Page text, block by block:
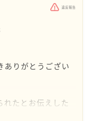
ょう？
のだと思ってい
も両方大事にし
いいと思います。
、それでいいの
違反報告
ありがとうござい
れたとお伝えした